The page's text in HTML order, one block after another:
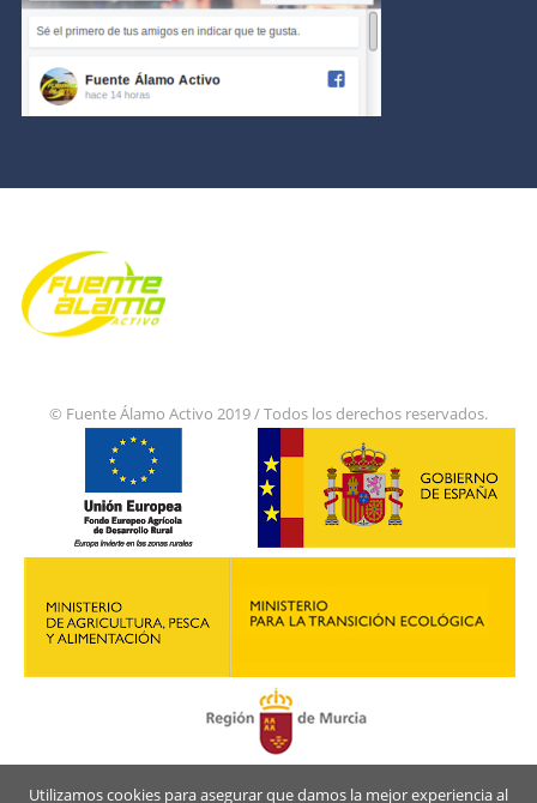
© Fuente Álamo Activo 2019 / Todos los derechos reservados.
Utilizamos cookies para asegurar que damos la mejor experiencia al